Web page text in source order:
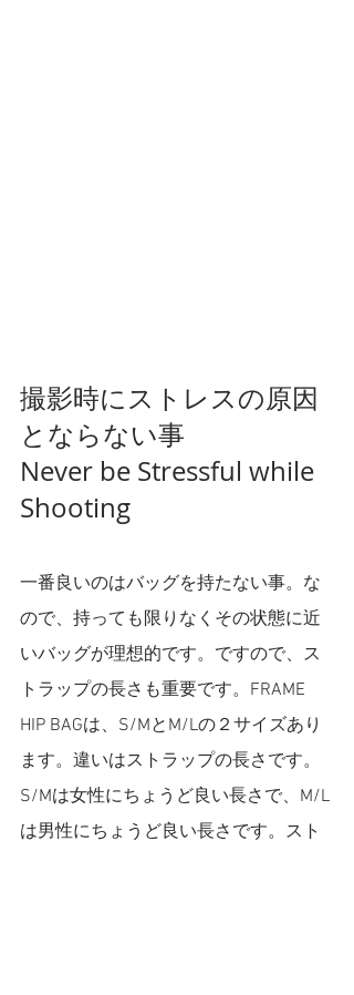
撮影時にストレスの原因
とならない事
Never be Stressful while
Shooting
一番良いのはバッグを持たない事。な
ので、持っても限りなくその状態に近
いバッグが理想的です。ですので、ス
トラップの長さも重要です。FRAME
HIP BAGは、S/MとM/Lの２サイズあり
ます。違いはストラップの長さです。
S/Mは女性にちょうど良い長さで、M/L
は男性にちょうど良い長さです。スト